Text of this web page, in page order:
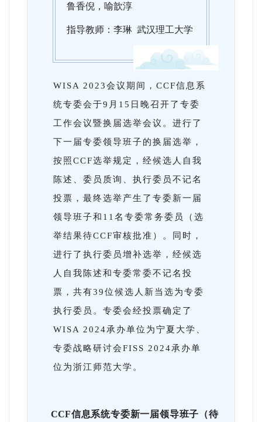
鲁香倪，喻歆淳
指导教师：李琳 武汉理工大学
WISA 2023会议期间，CCF信息系
统专委会于9月15日晚召开了专委
工作会议暨换届选举会议。进行了
下一届专委领导班子的换届选举，
按照CCF选举规定，经候选人自我
陈述、委员质询、执行委员不记名
投票，最终选举产生了专委新一届
领导班子和11名专委常务委员（选
举结果待CCF审核批准）。同时，
进行了执行委员增补选举，经候选
人自我陈述和专委常委不记名投
票，共有39位候选人新当选为专委
执行委员。专委会经投票确定了
WISA 2024承办单位为宁夏大学、
专委战略研讨会FISS 2024承办单
位为浙江师范大学。
CCF信息系统专委新一届领导班子（待